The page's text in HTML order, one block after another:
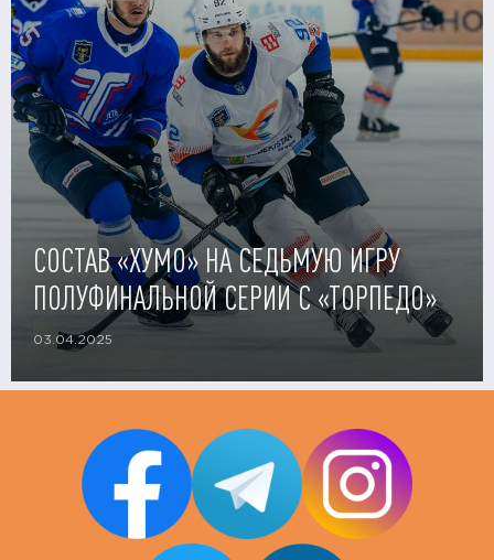
СОСТАВ «ХУМО» НА СЕДЬМУЮ ИГРУ
ПОЛУФИНАЛЬНОЙ СЕРИИ С «ТОРПЕДО»
03.04.2025